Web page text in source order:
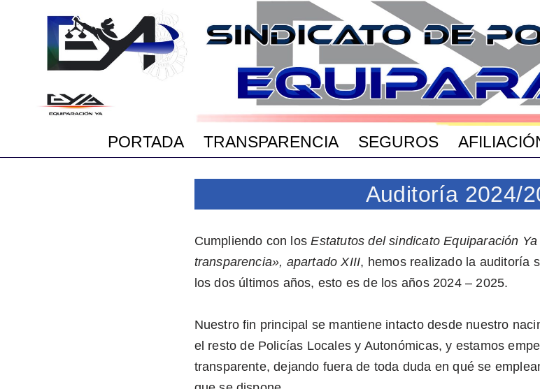
PORTADA TRANSPARENCIA SEGUROS
Auditoría 2024/
Cumpliendo con losEstatutos del sindicato Equiparación
transparencia», apartado XIII, hemos realizado la auditoría
los dos últimos años, esto es de los años 2024 – 2025.
Nuestro fin principal se mantiene intacto desde nuestro
el resto de Policías Locales y Autonómicas, y estamos
transparente, dejando fuera de toda duda en qué se